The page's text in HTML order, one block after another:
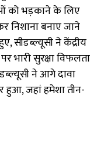
को भड़काने के लिए
निशाना बनाए जाने
सीडब्ल्यूसी ने केंद्रीय
भारी सुरक्षा विफलता
ने आगे दावा
हुआ, जहां हमेशा तीन-